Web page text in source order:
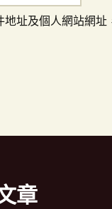
址及個人網站網
章